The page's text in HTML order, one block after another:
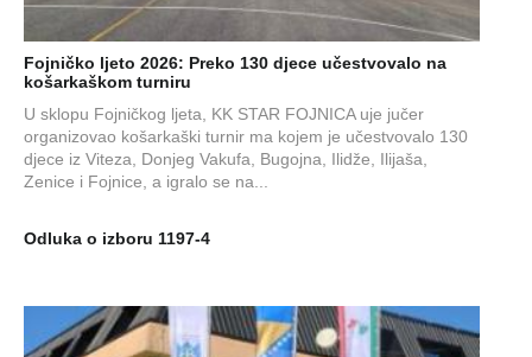
Fojničko ljeto 2026: Preko 130 djece učestvovalo na
košarkaškom turniru
U sklopu Fojničkog ljeta, KK STAR FOJNICA uje jučer
organizovao košarkaški turnir ma kojem je učestvovalo 130
djece iz Viteza, Donjeg Vakufa, Bugojna, Ilidže, Ilijaša,
Zenice i Fojnice, a igralo se na...
Odluka o izboru 1197-4